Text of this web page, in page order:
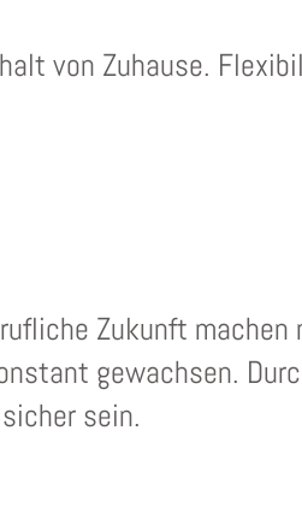
von Zuhause.
Zukunft
gewachsen.
sein.